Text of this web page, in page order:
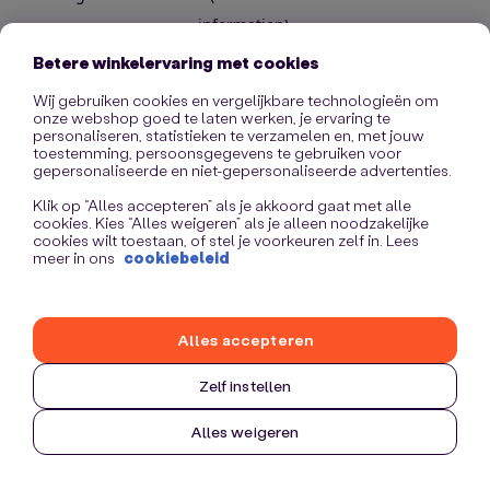
information).
Betere winkelervaring met cookies
Wij gebruiken cookies en vergelijkbare technologieën om
onze webshop goed te laten werken, je ervaring te
personaliseren, statistieken te verzamelen en, met jouw
toestemming, persoonsgegevens te gebruiken voor
gepersonaliseerde en niet-gepersonaliseerde advertenties.
Klik op “Alles accepteren” als je akkoord gaat met alle
cookies. Kies “Alles weigeren” als je alleen noodzakelijke
cookies wilt toestaan, of stel je voorkeuren zelf in. Lees
meer in ons cookiebeleid
Zelf instellen
Alles weigeren
Alles accepteren